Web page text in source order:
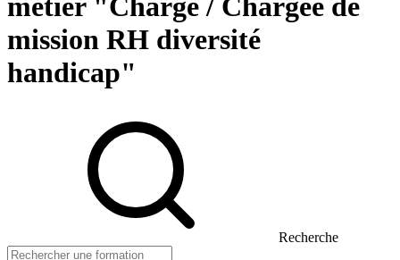
mission RH diversité
handicap"
Recherche